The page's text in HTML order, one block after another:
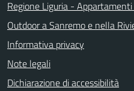
Regione Liguria -
Outdoor a Sanremo e nella
Informativa privacy
Note legali
Dichiarazione di accessibilità